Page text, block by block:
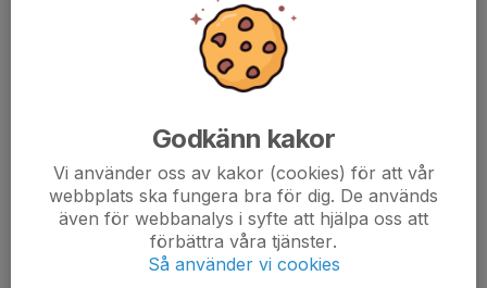
Godkänn kakor
Vi använder oss av kakor (cookies) för att vår
webbplats ska fungera bra för dig. De används
även för webbanalys i syfte att hjälpa oss att
förbättra våra tjänster.
Så använder vi cookies